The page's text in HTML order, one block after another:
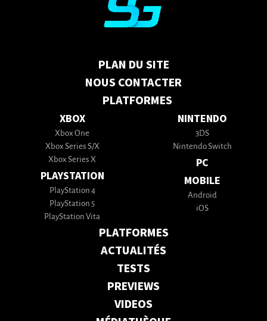
PLAN DU SITE
NOUS CONTACTER
PLATFORMES
XBOX
Xbox One
Xbox Series S/X
Xbox Series X
PLAYSTATION
PlayStation 4
PlayStation 5
PlayStation Vita
NINTENDO
3DS
Nintendo Switch
PC
MOBILE
Android
iOS
PLATFORMES
ACTUALITÉS
TESTS
PREVIEWS
VIDEOS